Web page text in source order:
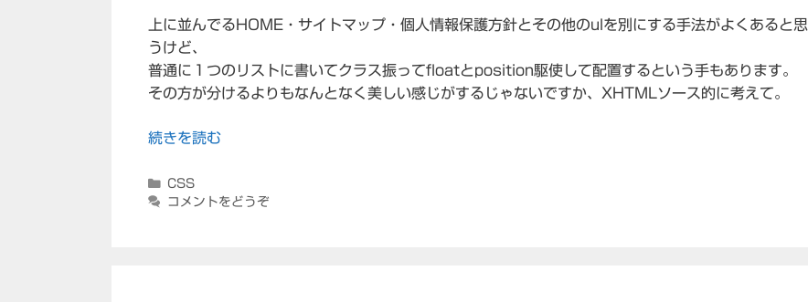
上に並んでるHOME・サイトマップ・個人情報保護方針とその他のulを別にする手法がよくあると思
うけど、
普通に１つのリストに書いてクラス振ってfloatとposition駆使して配置するという手もあります。
その方が分けるよりもなんとなく美しい感じがするじゃないですか、XHTMLソース的に考えて。
続きを読む
カ
テ
CSS
コメントをどうぞ